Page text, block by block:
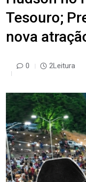
Tesouro;
nova
0 2Leitura